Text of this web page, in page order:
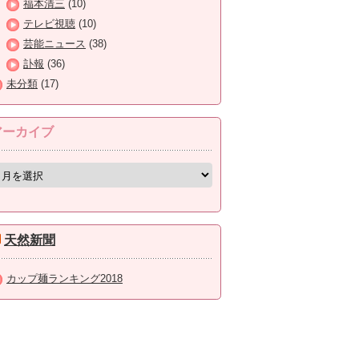
福本清三 (10)
テレビ視聴 (10)
芸能ニュース (38)
訃報 (36)
未分類 (17)
ーカイブ
天然新聞
カップ麺ランキング2018